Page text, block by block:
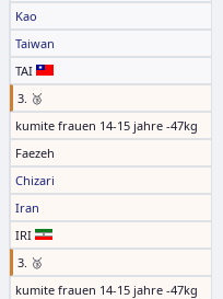
Kao
Taiwan
TAI
3. 🥉
kumite frauen 14-15 jahre -47kg
Faezeh
Chizari
Iran
IRI
3. 🥉
kumite frauen 14-15 jahre -47kg